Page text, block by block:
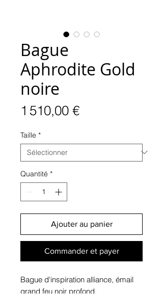
Bague
Aphrodite Gold
noire
1 510,00 €Prix
Taille *
Quantité *
Ajouter au panier
Commander et payer
Bague d'inspiration alliance, émail
grand feu noir profond.